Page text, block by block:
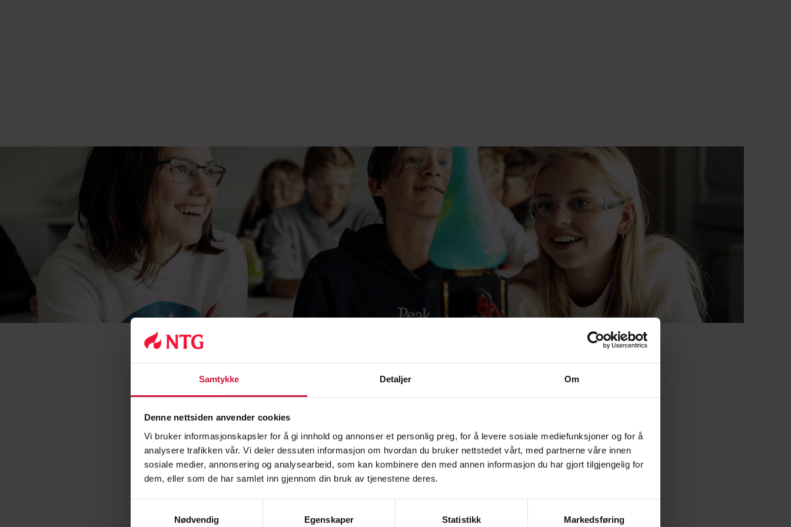
Samtykke Detaljer Om
Denne nettsiden anvender cookies
Vi bruker informasjonskapsler for å gi innhold og annonser et personlig preg, for å levere sosiale mediefunksjoner og for å
analysere trafikken vår. Vi deler dessuten informasjon om hvordan du bruker nettstedet vårt, med partnerne våre innen
sosiale medier, annonsering og analysearbeid, som kan kombinere den med annen informasjon du har gjort tilgjengelig for
dem, eller som de har samlet inn gjennom din bruk av tjenestene deres.
Nødvendig
Egenskaper Statistikk Markedsføring
I tillegg til de vanlige skolefagene på ungdomstrinnet, får du ved NTG Kongsvinger
ungdomsskole tilbud om valgfagene «Fysisk aktivitet og helse» og «Friluftsliv».
Vi tilbyr tysk som fremmedspråk og har som alle andre skoler, muntlig og skriftlig
avgangseksamen for 10. trinn. Studietid med lærer er timeplanfestet 2-4 dager pr. uke.
Effektiv bruk av studietid medfører minimalt med leksearbeid hjemme. Vi er likevel ikke en
leksefri skole.